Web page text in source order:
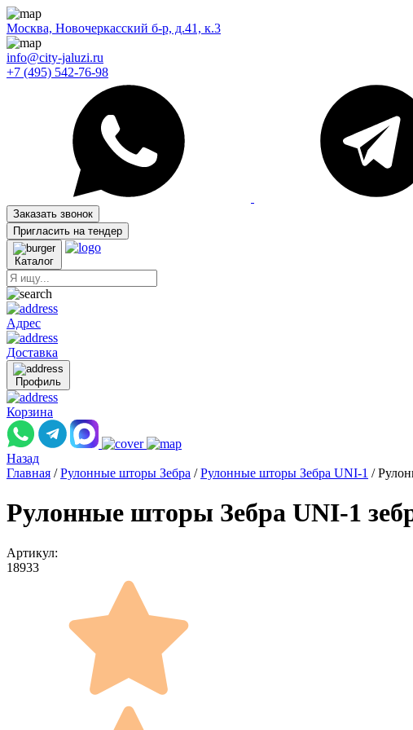
Москва, Новочеркасский б-р, д.41, к.3
info@city-jaluzi.ru
+7 (495) 542-76-98
Заказать звонок
Пригласить на тендер
Каталог
Адрес
Доставка
Профиль
Корзина
Назад
Главная / Рулонные шторы Зебра / Рулонные шторы Зебра UNI-1 /
Рулонные шторы Зебра UNI-1
Артикул:
18933